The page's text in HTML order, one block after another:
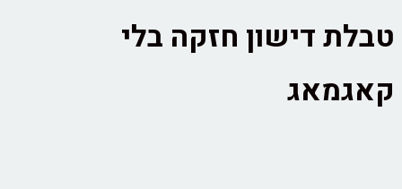
טבלת דישון חזקה בלי
קאגמאג